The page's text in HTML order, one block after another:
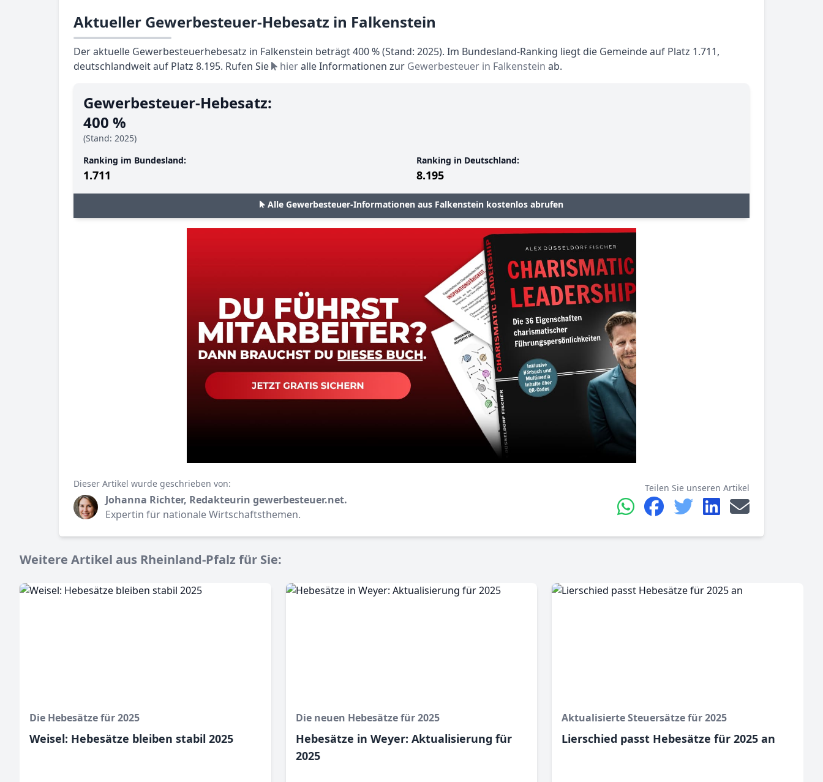
Aktueller Gewerbesteuer-Hebesatz in Falkenstein
Der aktuelle Gewerbesteuerhebesatz in Falkenstein beträgt 400 % (Stand: 2025). Im Bundesland-Ranking liegt die Gemeinde auf Platz 1.711,
deutschlandweit auf Platz 8.195. Rufen Sie
hieralle Informationen zur Gewerbesteuer in Falkenstein ab.
Gewerbesteuer-Hebesatz:
400 %
(Stand: 2025)
Ranking im Bundesland:
1.711
Ranking in Deutschland:
8.195
Alle Gewerbesteuer-Informationen aus Falkenstein kostenlos abrufen
Dieser Artikel wurde geschrieben von:
Johanna Richter, Redakteurin gewerbesteuer.net.
Expertin für nationale Wirtschaftsthemen.
Teilen Sie unseren Artikel
Weitere Artikel aus Rheinland-Pfalz für Sie:
Die Hebesätze für 2025
Weisel: Hebesätze bleiben stabil 2025
Die neuen Hebesätze für 2025
Hebesätze in Weyer: Aktualisierung für
2025
Aktualisierte Steuersätze für 2025
Lierschied passt Hebesätze für 2025 an